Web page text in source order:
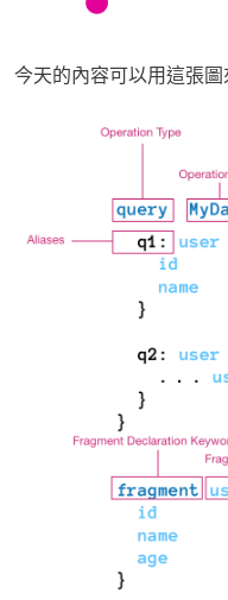
今天的內容可以用這張圖